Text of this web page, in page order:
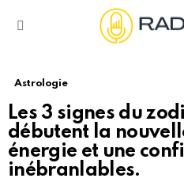
Astrologie
Les 3 signes du
débutent la
énergie et une
inébranlables.